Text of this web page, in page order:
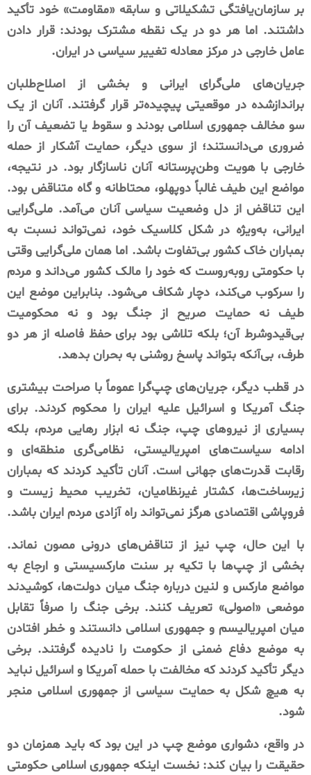
بر سازمان‌یافتگی تشکیلاتی و سابقه «مقاومت» خود تأکید
داشتند. اما هر دو در یک نقطه مشترک بودند: قرار دادن
عامل خارجی در مرکز معادله تغییر سیاسی در ایران.
جریان‌های ملی‌گرای ایرانی و بخشی از اصلاح‌طلبان
براندازشده در موقعیتی پیچیده‌تر قرار گرفتند. آنان از یک
سو مخالف جمهوری اسلامی بودند و سقوط یا تضعیف آن را
ضروری می‌دانستند؛ از سوی دیگر، حمایت آشکار از حمله
خارجی با هویت وطن‌پرستانه آنان ناسازگار بود. در نتیجه،
مواضع این طیف غالباً دوپهلو، محتاطانه و گاه متناقض بود.
این تناقض از دل وضعیت سیاسی آنان می‌آمد. ملی‌گرایی
ایرانی، به‌ویژه در شکل کلاسیک خود، نمی‌تواند نسبت به
بمباران خاک کشور بی‌تفاوت باشد. اما همان ملی‌گرایی وقتی
با حکومتی روبه‌روست که خود را مالک کشور می‌داند و مردم
را سرکوب می‌کند، دچار شکاف می‌شود. بنابراین موضع این
طیف نه حمایت صریح از جنگ بود و نه محکومیت
بی‌قیدوشرط آن؛ بلکه تلاشی بود برای حفظ فاصله از هر دو
طرف، بی‌آنکه بتواند پاسخ روشنی به بحران بدهد.
در قطب دیگر، جریان‌های چپ‌گرا عموماً با صراحت بیشتری
جنگ آمریکا و اسرائیل علیه ایران را محکوم کردند. برای
بسیاری از نیروهای چپ، جنگ نه ابزار رهایی مردم، بلکه
ادامه سیاست‌های امپریالیستی، نظامی‌گری منطقه‌ای و
رقابت قدرت‌های جهانی است. آنان تأکید کردند که بمباران
زیرساخت‌ها، کشتار غیرنظامیان، تخریب محیط زیست و
فروپاشی اقتصادی هرگز نمی‌تواند راه آزادی مردم ایران باشد.
با این حال، چپ نیز از تناقض‌های درونی مصون نماند.
بخشی از چپ‌ها با تکیه بر سنت مارکسیستی و ارجاع به
مواضع مارکس و لنین درباره جنگ میان دولت‌ها، کوشیدند
موضعی «اصولی» تعریف کنند. برخی جنگ را صرفاً تقابل
میان امپریالیسم و جمهوری اسلامی دانستند و خطر افتادن
به موضع دفاع ضمنی از حکومت را نادیده گرفتند. برخی
دیگر تأکید کردند که مخالفت با حمله آمریکا و اسرائیل نباید
به هیچ شکل به حمایت سیاسی از جمهوری اسلامی منجر
شود.
در واقع، دشواری موضع چپ در این بود که باید همزمان دو
حقیقت را بیان کند: نخست اینکه جمهوری اسلامی حکومتی